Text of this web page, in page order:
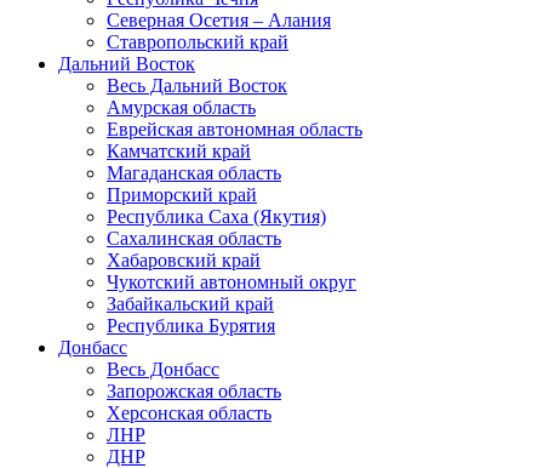
Северная Осетия – Алания
Ставропольский край
Дальний Восток
Весь Дальний Восток
Амурская область
Еврейская автономная область
Камчатский край
Магаданская область
Приморский край
Республика Саха (Якутия)
Сахалинская область
Хабаровский край
Чукотский автономный округ
Забайкальский край
Республика Бурятия
Донбасс
Весь Донбасс
Запорожская область
Херсонская область
ЛНР
ДНР